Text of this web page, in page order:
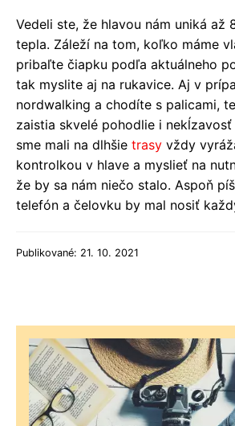
Vedeli ste, že hlavou nám uniká až
tepla. Záleží na tom, koľko máme
pribaľte čiapku podľa aktuálneho
tak myslite aj na rukavice. Aj v
nordwalking a chodíte s palicami,
zaistia skvelé pohodlie i
sme mali na dlhšie trasy vždy
kontrolkou v hlave a myslieť na
že by sa nám niečo stalo. Aspoň
telefón a čelovku by mal nosiť
Publikované: 21. 10. 2021